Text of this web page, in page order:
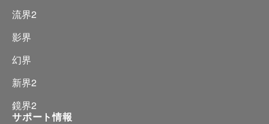
流界2
影界
幻界
新界2
鏡界2
サポート情報